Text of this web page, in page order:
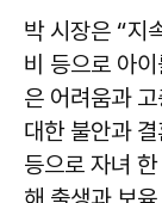
박 시장은 “지
비 등으로 아
은 어려움과
대한 불안과
등으로 자녀